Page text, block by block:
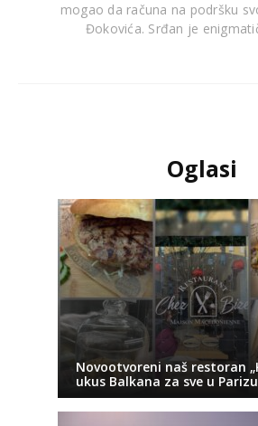
mogao da računa na podršku
Đokovića. Srđan je
Oglasi
Novootvoreni naš restoran
ukus Balkana za sve u